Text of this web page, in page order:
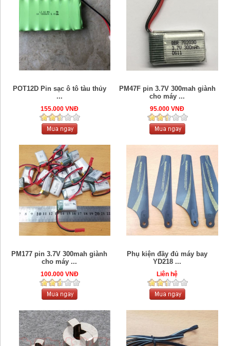
POT12D Pin sạc ô tô tàu thủy
...
155.000 VNĐ
PM47F pin 3.7V 300mah giành
cho máy ...
95.000 VNĐ
PM177 pin 3.7V 300mah giành
cho máy ...
100.000 VNĐ
Phụ kiện đầy đủ máy bay
YD218 ...
Liên hệ